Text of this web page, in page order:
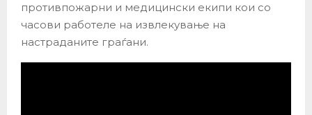
противпожарни и медицински екипи кои со
часови работеле на извлекување на
настраданите граѓани.